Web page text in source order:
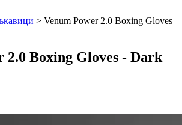
> Venum Power 2.0 Boxing Gloves
2.0 Boxing Gloves - Dark